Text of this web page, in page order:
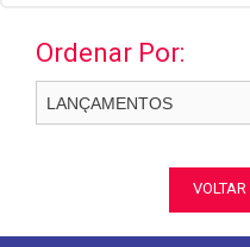
Ordenar Por: